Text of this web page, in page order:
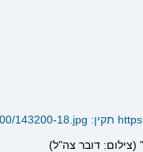
143200-18.jpg
(צילום: דובר צה"ל)